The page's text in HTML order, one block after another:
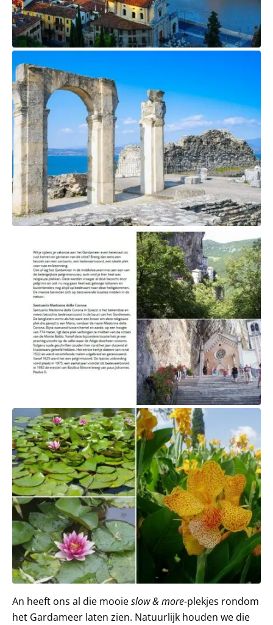
An heeft ons al die mooieslow & more-plekjes rondom
het Gardameer laten zien. Natuurlijk houden we die